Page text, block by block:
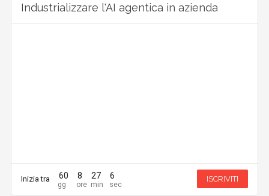
Industrializzare l'AI agentica in azienda
Inizia tra 60 8 27 5 ISCRIVITI